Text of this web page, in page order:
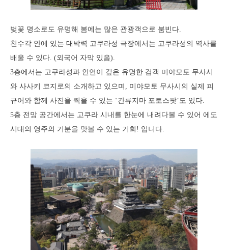
벚꽃 명소로도 유명해 봄에는 많은 관광객으로 붐빈다.
천수각 안에 있는 대박력 고쿠라성 극장에서는 고쿠라성의 역사를
배울 수 있다. (외국어 자막 있음).
3층에서는 고쿠라성과 인연이 깊은 유명한 검객 미야모토 무사시
와 사사키 코지로의 소개하고 있으며, 미야모토 무사시의 실제 피
규어와 함께 사진을 찍을 수 있는 ‘간류지마 포토스팟’도 있다.
5층 전망 공간에서는 고쿠라 시내를 한눈에 내려다볼 수 있어 에도
시대의 영주의 기분을 맛볼 수 있는 기회! 입니다.